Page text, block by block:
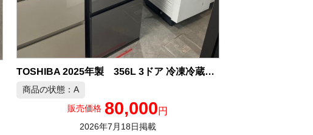
TOSHIBA 2025年製 356L 3ドア 冷凍冷蔵庫 中古品販売
商品の状態：A
販売価格 80,000円
2026年7月18日掲載